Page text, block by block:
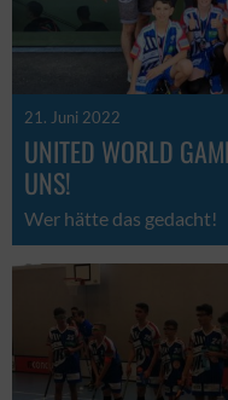
21. Juni 2022
UNITED WORLD
UNS!
Wer hätte das gedacht!